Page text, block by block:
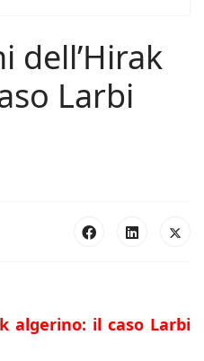
dell’Hirak
Larbi
algerino: il caso Larbi